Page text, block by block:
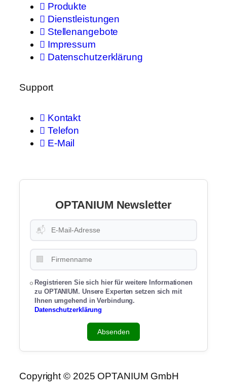
Produkte
Dienstleistungen
Stellenangebote
Impressum
Datenschutzerklärung
Support
Kontakt
Telefon
E-Mail
OPTANIUM Newsletter
📬
🏢
Registrieren Sie sich hier für weitere Informationen
zu OPTANIUM. Unsere Experten setzen sich mit
Ihnen umgehend in Verbindung.
Datenschutzerklärung
Absenden
Copyright © 2025 OPTANIUM GmbH